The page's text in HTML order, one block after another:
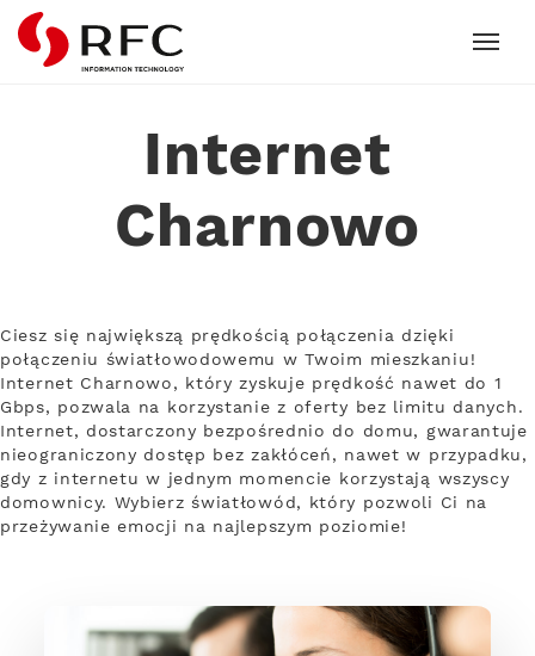
RFC
Internet
Charnowo
Ciesz się największą prędkością połączenia dzięki
połączeniu światłowodowemu w Twoim mieszkaniu!
Internet Charnowo, który zyskuje prędkość nawet do 1
Gbps, pozwala na korzystanie z oferty bez limitu danych.
Internet, dostarczony bezpośrednio do domu, gwarantuje
nieograniczony dostęp bez zakłóceń, nawet w przypadku,
gdy z internetu w jednym momencie korzystają wszyscy
domownicy. Wybierz światłowód, który pozwoli Ci na
przeżywanie emocji na najlepszym poziomie!